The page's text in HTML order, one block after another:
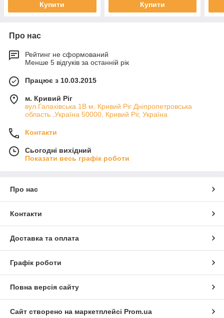
Купити Купити
Про нас
Рейтинг не сформований
Менше 5 відгуків за останній рік
Працює з 10.03.2015
м. Кривий Ріг
вул.Галахівська 1В м. Кривий Ріг Дніпропетровська
область ,Україна 50000, Кривий Ріг, Україна
Контакти
Сьогодні вихідний
Показати весь графік роботи
Про нас
Контакти
Доставка та оплата
Графік роботи
Повна версія сайту
Сайт створено на маркетплейсі Prom.ua